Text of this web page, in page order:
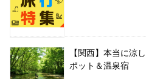
【関西】本当に涼
ポット＆温泉宿